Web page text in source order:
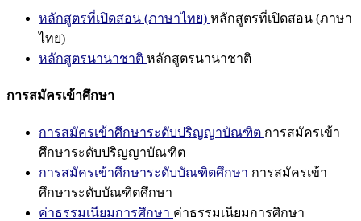
หลักสูตรที่เปิดสอน (ภาษาไทย) หลักสูตรที่เปิดสอน (ภาษา
ไทย)
หลักสูตรนานาชาติ หลักสูตรนานาชาติ
การสมัครเข้าศึกษา
การสมัครเข้าศึกษาระดับปริญญาบัณฑิต การสมัครเข้า
ศึกษาระดับปริญญาบัณฑิต
การสมัครเข้าศึกษาระดับบัณฑิตศึกษา การสมัครเข้า
ศึกษาระดับบัณฑิตศึกษา
ค่าธรรมเนียมการศึกษา ค่าธรรมเนียมการศึกษา